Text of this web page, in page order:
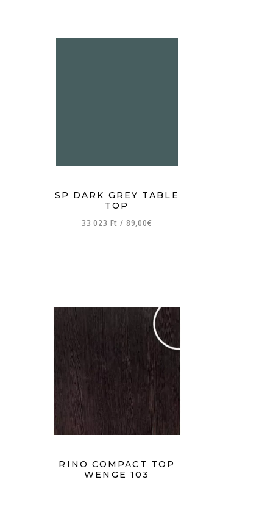
SP DARK GREY TABLE
TOP
33 023 Ft/ 89,00€
RINO COMPACT TOP
WENGE 103